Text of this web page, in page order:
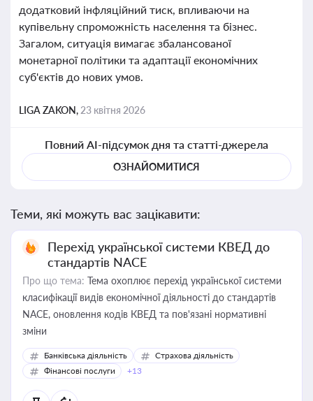
додатковий інфляційний тиск, впливаючи на
купівельну спроможність населення та бізнес.
Загалом, ситуація вимагає збалансованої
монетарної політики та адаптації економічних
суб'єктів до нових умов.
LIGA ZAKON, 23 квітня 2026
Повний AI-підсумок дня та статті-джерела
ОЗНАЙОМИТИСЯ
Теми, які можуть вас зацікавити:
Перехід української системи КВЕД до
стандартів NACE
Про що тема: Тема охоплює перехід української системи
класифікації видів економічної діяльності до стандартів
NACE, оновлення кодів КВЕД та пов'язані нормативні
зміни
Банківська діяльність
Страхова діяльність
Фінансові послуги
+13